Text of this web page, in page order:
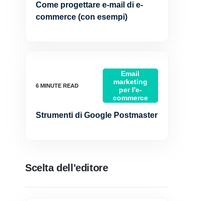
Come progettare e-mail di e-
commerce (con esempi)
Email
marketing
per l'e-
commerce
Strumenti di Google Postmaster
Scelta dell'editore